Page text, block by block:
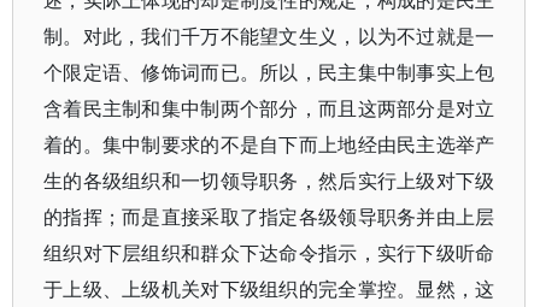
制。对此，我们千万不能望文生义，以为不过就是一
个限定语、修饰词而已。所以，民主集中制事实上包
含着民主制和集中制两个部分，而且这两部分是对立
着的。集中制要求的不是自下而上地经由民主选举产
生的各级组织和一切领导职务，然后实行上级对下级
的指挥；而是直接采取了指定各级领导职务并由上层
组织对下层组织和群众下达命令指示，实行下级听命
于上级、上级机关对下级组织的完全掌控。显然，这